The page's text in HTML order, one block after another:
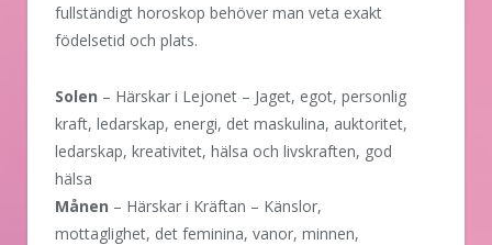
fullständigt horoskop behöver man veta exakt
födelsetid och plats.
Solen – Härskar i Lejonet – Jaget, egot, personlig
kraft, ledarskap, energi, det maskulina, auktoritet,
ledarskap, kreativitet, hälsa och livskraften, god
hälsa
Månen – Härskar i Kräftan – Känslor,
mottaglighet, det feminina, vanor, minnen,